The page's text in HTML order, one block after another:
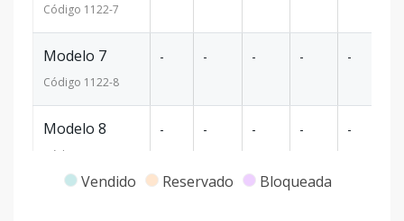
Código 1122-7
Modelo 7
Código 1122-8
- - - - -
Modelo 8
Código
- - - - -
Vendido Reservado Bloqueada